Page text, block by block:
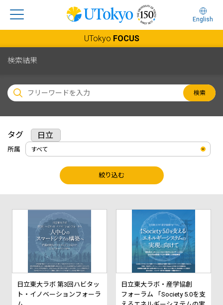
English
UTokyo FOCUS
検索結果
検索
タグ 日立
所属
絞り込む
日立東大ラボ 第3回ハビタッ
ト・イノベーションフォーラ
日立東大ラボ・産学協創
フォーラム 「Society 5.0を支